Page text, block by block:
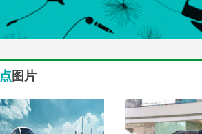
图片